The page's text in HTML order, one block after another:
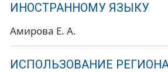
ИНОСТРАННОМУ ЯЗЫКУ
Амирова Е. А.
ИСПОЛЬЗОВАНИЕ